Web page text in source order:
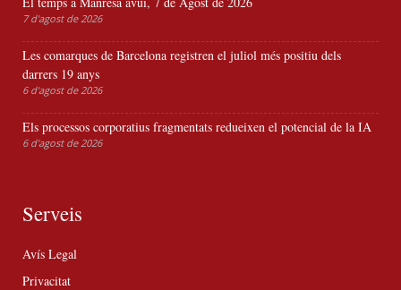
7 d'agost de 2026
Les comarques de Barcelona registren el juliol més positiu dels
darrers 19 anys
6 d'agost de 2026
Els processos corporatius fragmentats redueixen el potencial de la IA
6 d'agost de 2026
Serveis
Avís Legal
Privacitat